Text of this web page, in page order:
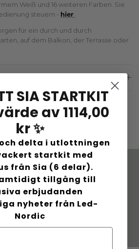
Weiß und 16 weiteren Farben. Sie
steuern - hier
für ein durch und durch
auf dem Balkon, der Terrasse oder
Mit
Schnelle Lieferung. 60
Tage Rückgaberecht
SIA STARTKIT
av 1114,00
kr ✨
delta i utlottningen
startkit med
från Sia (6 delar).
tillgång till
erbjudanden
nyheter från Led-
Nordic